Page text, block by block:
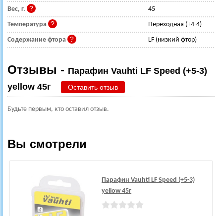
Вес, г. 45
Температура Переходная (+4-4)
Содержание фтора LF (низкий фтор)
Отзывы - Парафин Vauhti LF Speed (+5-3)
yellow 45г
Оставить отзыв
Будьте первым, кто оставил отзыв.
Вы смотрели
Парафин Vauhti LF Speed (+5-3)
yellow 45г